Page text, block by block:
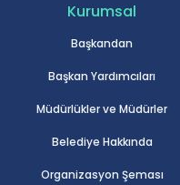
Kurumsal
Başkandan
Başkan Yardımcıları
Müdürlükler ve Müdürler
Belediye Hakkında
Organizasyon Şeması